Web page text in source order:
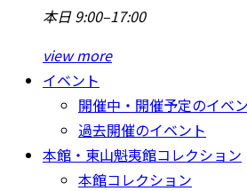
本日 9:00–17:00
view more
イベント
開催中・開催予定のイベ
過去開催のイベント
本館・東山魁夷館コレクション
本館コレクション